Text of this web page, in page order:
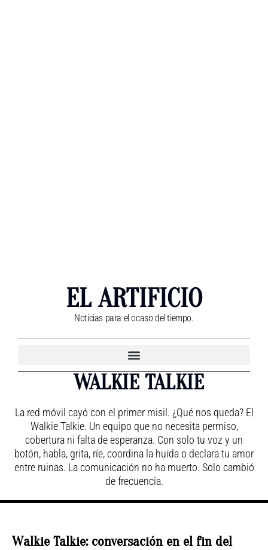
EL ARTIFICIO
Noticias para el ocaso del tiempo.
WALKIE TALKIE
La red móvil cayó con el primer misil. ¿Qué nos queda? El
Walkie Talkie. Un equipo que no necesita permiso,
cobertura ni falta de esperanza. Con solo tu voz y un
botón, habla, grita, ríe, coordina la huida o declara tu amor
entre ruinas. La comunicación no ha muerto. Solo cambió
de frecuencia.
Walkie Talkie: conversación en el fin del